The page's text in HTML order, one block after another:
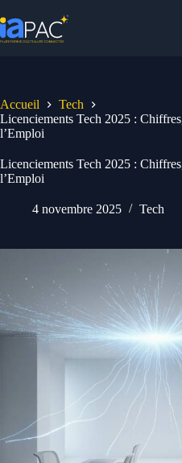
au
contenu
Accueil
Tech
Licenciements Tech 2025 :
l’Emploi
Licenciements Tech 2025 :
l’Emploi
4 novembre 2025 Tech